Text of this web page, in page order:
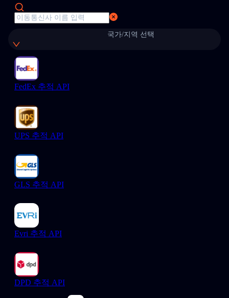
국가/지역 선택
FedEx 추적 API
UPS 추적 API
GLS 추적 API
Evri 추적 API
DPD 추적 API